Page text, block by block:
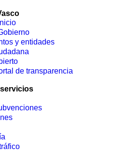
y entidades
de transparencia